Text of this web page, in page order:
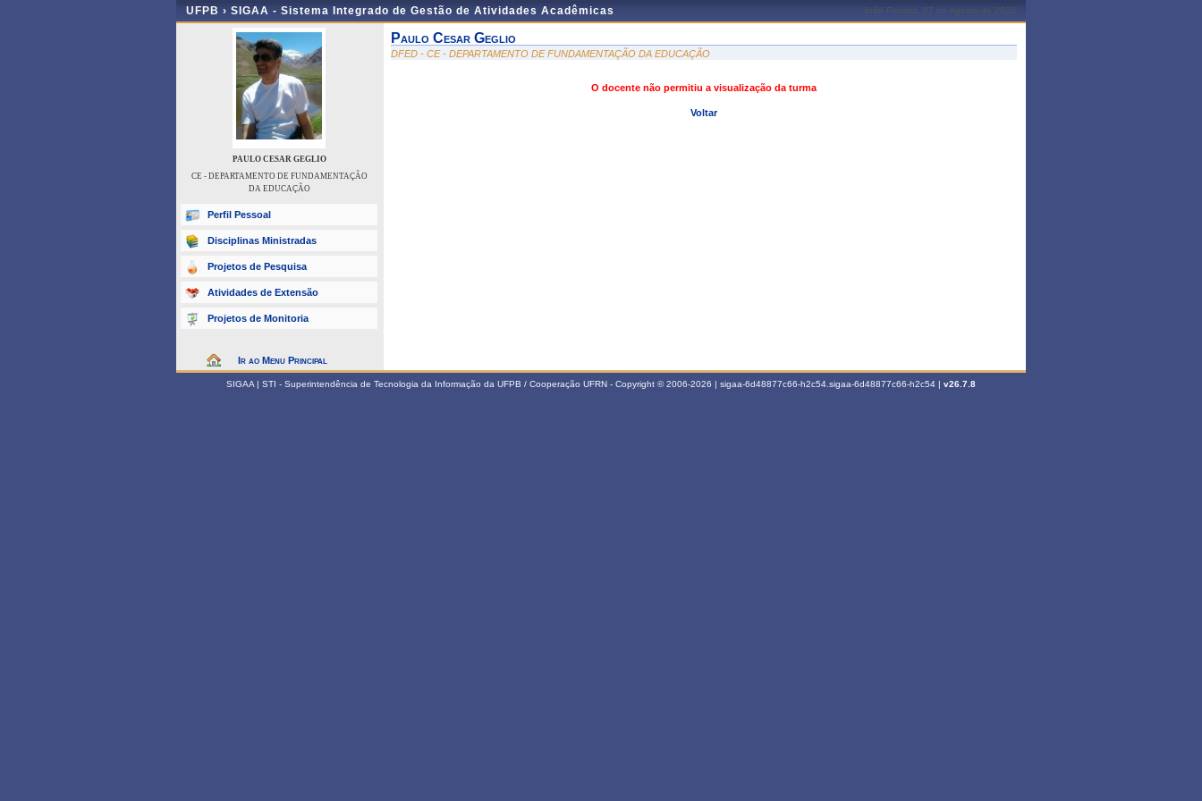
UFPB › SIGAA - Sistema Integrado de Gestão de Atividades Acadêmicas João Pessoa, 07 de Agosto de 2026
PAULO CESAR GEGLIO
CE - DEPARTAMENTO DE FUNDAMENTAÇÃO
DA EDUCAÇÃO
Perfil Pessoal
Disciplinas Ministradas
Projetos de Pesquisa
Atividades de Extensão
Projetos de Monitoria
Ir ao Menu Principal
Paulo Cesar Geglio
DFED - CE - DEPARTAMENTO DE FUNDAMENTAÇÃO DA EDUCAÇÃO
O docente não permitiu a visualização da turma
Voltar
SIGAA | STI - Superintendência de Tecnologia da Informação da UFPB / Cooperação UFRN - Copyright © 2006-2026 | sigaa-6d48877c66-h2c54.sigaa-6d48877c66-h2c54 | v26.7.8